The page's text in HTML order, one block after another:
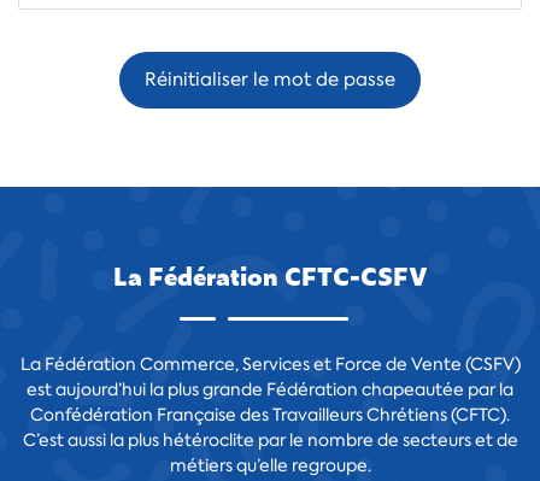
La Fédération CFTC-CSFV
La Fédération Commerce, Services et Force de Vente (CSFV)
est aujourd’hui la plus grande Fédération chapeautée par la
Confédération Française des Travailleurs Chrétiens (CFTC).
C’est aussi la plus hétéroclite par le nombre de secteurs et de
métiers qu’elle regroupe.